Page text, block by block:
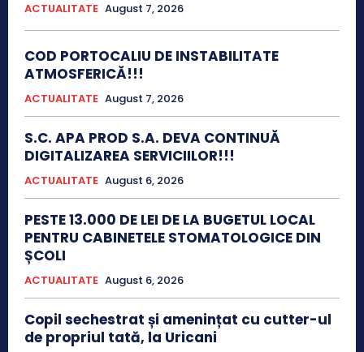
ACTUALITATE August 7, 2026
COD PORTOCALIU DE INSTABILITATE
ATMOSFERICĂ!!!
ACTUALITATE August 7, 2026
S.C. APA PROD S.A. DEVA CONTINUĂ
DIGITALIZAREA SERVICIILOR!!!
ACTUALITATE August 6, 2026
PESTE 13.000 DE LEI DE LA BUGETUL LOCAL
PENTRU CABINETELE STOMATOLOGICE DIN
ȘCOLI
ACTUALITATE August 6, 2026
Copil sechestrat și amenințat cu cutter-ul
de propriul tată, la Uricani